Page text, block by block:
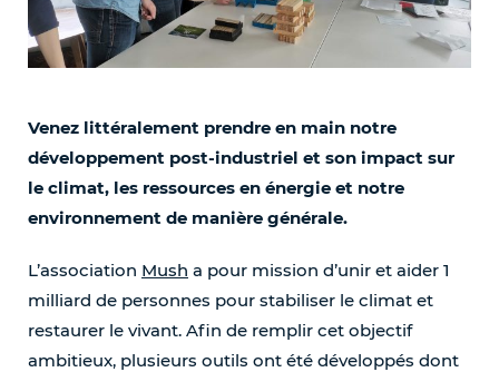
Venez littéralement prendre en main notre
développement post-industriel et son impact sur
le climat, les ressources en énergie et notre
environnement de manière générale.
L’association Mush a pour mission d’unir et aider 1
milliard de personnes pour stabiliser le climat et
restaurer le vivant. Afin de remplir cet objectif
ambitieux, plusieurs outils ont été développés dont